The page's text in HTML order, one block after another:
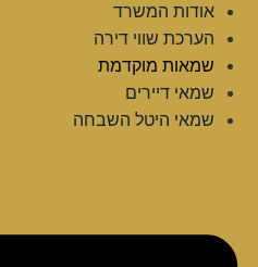
אודות המשרד
הערכת שווי דירה
שמאות מוקדמת
שמאי דיירים
שמאי היטל השבחה